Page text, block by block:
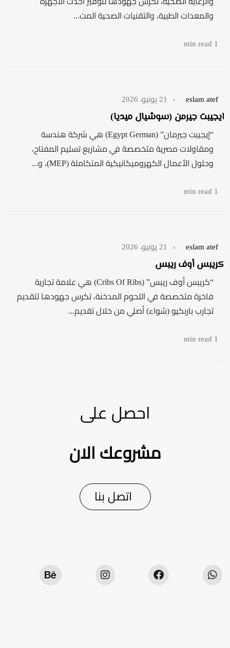
والمعدات الطبية، والتقنيات الصحية المت...
1 min read
eslam atef 21 يونيو، 2026
ايجيبت جيرمن (سوشيال ميديا)
“إيجيبت جيرمان” (Egypt German) هي شركة هندسة
ومقاولات مصرية متخصصة في مشاريع تسليم المفتاح،
وحلول الأعمال الكهروميكانيكية المتكاملة (MEP)، و...
1 min read
eslam atef 21 يونيو، 2026
كريبس أوف ريبس
“كريبس أوف ريبس” (Cribs Of Ribs) هي علامة تجارية
فاخرة متخصصة في اللحوم المدخنة، تكرس جهودها لتقديم
تجارب باربكيو (شواء) أصلي من خلال تقديم...
1 min read
احصل على
مشروعك الان
اتصل بنا